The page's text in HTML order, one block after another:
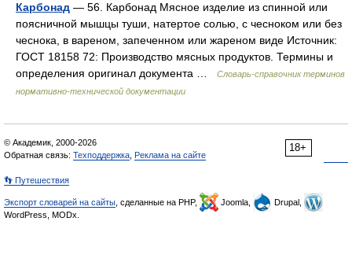
Карбонад — 56. Карбонад Мясное изделие из спинной или
поясничной мышцы туши, натертое солью, с чесноком или без
чеснока, в вареном, запеченном или жареном виде Источник:
ГОСТ 18158 72: Производство мясных продуктов. Термины и
определения оригинал документа …
Словарь-справочник терминов
нормативно-технической документации
18+
© Академик, 2000-2026
Обратная связь: Техподдержка Реклама на сайте
👣 Путешествия
Экспорт словарей на сайты , сделанные на PHP, Joomla,
Drupal,
WordPress, MODx.